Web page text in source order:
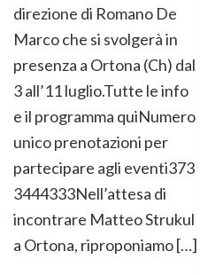
direzione di Romano De
Marco che si svolgerà in
presenza a Ortona (Ch) dal
3 all’11 luglio.Tutte le info
e il programma quiNumero
unico prenotazioni per
partecipare agli eventi373
3444333Nell’attesa di
incontrare Matteo Strukul
a Ortona, riproponiamo […]